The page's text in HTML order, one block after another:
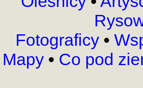
Fotograficy •
Mapy • Co pod